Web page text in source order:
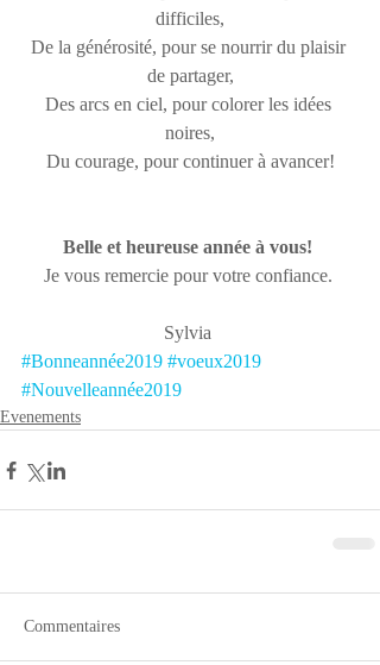
difficiles,
De la générosité, pour se nourrir du plaisir
de partager,
Des arcs en ciel, pour colorer les idées
noires,
Du courage, pour continuer à avancer!
Belle et heureuse année à vous!
Je vous remercie pour votre confiance.
Sylvia
#Bonneannée2019 #voeux2019
#Nouvelleannée2019
Evenements
Commentaires